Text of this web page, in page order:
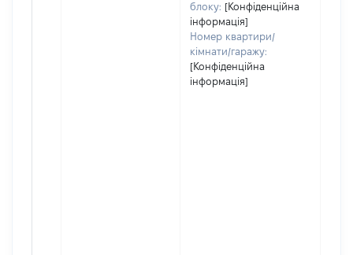
блоку: [Конфіденційна
інформація]
Номер квартири/
кімнати/гаражу:
[Конфіденційна
інформація]